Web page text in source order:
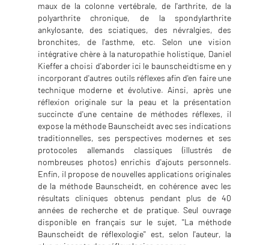
maux de la colonne vertébrale, de l'arthrite, de la
polyarthrite chronique, de la spondylarthrite
ankylosante, des sciatiques, des névralgies, des
bronchites, de l'asthme, etc. Selon une vision
intégrative chère à la naturopathie holistique, Daniel
Kieffer a choisi d'aborder ici le baunscheidtisme en y
incorporant d'autres outils réflexes afin d'en faire une
technique moderne et évolutive. Ainsi, après une
réflexion originale sur la peau et la présentation
succincte d'une centaine de méthodes réflexes, il
expose la méthode Baunscheidt avec ses indications
traditionnelles, ses perspectives modernes et ses
protocoles allemands classiques (illustrés de
nombreuses photos) enrichis d'ajouts personnels.
Enfin, il propose de nouvelles applications originales
de la méthode Baunscheidt, en cohérence avec les
résultats cliniques obtenus pendant plus de 40
années de recherche et de pratique. Seul ouvrage
disponible en français sur le sujet, ''La méthode
Baunscheidt de réflexologie'' est, selon l'auteur, la